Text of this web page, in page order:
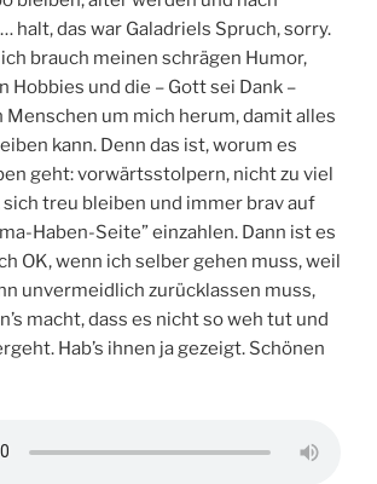
halt, das war Galadriels Spruch, sorry.
brauch meinen schrägen Humor,
Hobbies und die – Gott sei Dank –
Menschen um mich herum, damit alles
kann. Denn das ist, worum es
geht: vorwärtsstolpern, nicht zu viel
treu bleiben und immer brav auf
Haben-Seite” einzahlen. Dann ist es
OK, wenn ich selber gehen muss, weil
unvermeidlich zurücklassen muss,
macht, dass es nicht so weh tut und
Hab’s ihnen ja gezeigt. Schönen